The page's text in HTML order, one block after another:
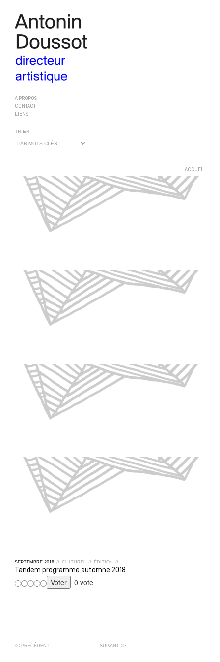
À PROPOS
CONTACT
LIENS
TRIER
ACCUEIL
SEPTEMBRE 2018 // CULTUREL // ÉDITION //
Tandem programme automne 2018
0 vote
<< PRÉCÉDENT SUIVANT >>